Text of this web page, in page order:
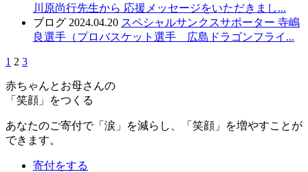
川原尚行先生から 応援メッセージをいただきまし...
ブログ 2024.04.20 スペシャルサンクスサポーター 寺嶋
良選手（プロバスケット選手 広島ドラゴンフライ...
1 2 3
赤ちゃんとお母さんの
「笑顔」をつくる
あなたのご寄付で「涙」を減らし、「笑顔」を増やすことが
できます。
寄付をする